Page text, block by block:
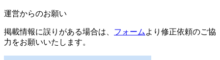
運営からのお願い
掲載情報に誤りがある場合は、 フォーム より修正依頼のご協
力をお願いいたします。